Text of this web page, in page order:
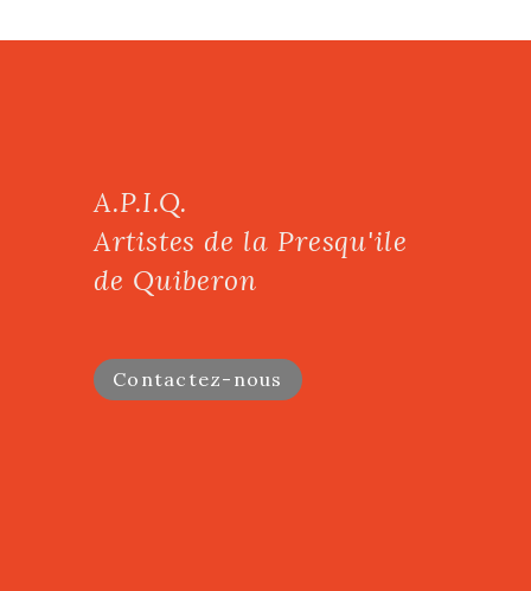
A.P.I.Q.
Artistes de la Presqu'ile
de Quiberon
Contactez-nous